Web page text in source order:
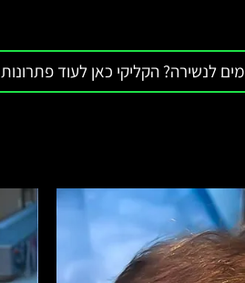
לנשירה? הקליקי כאן לעוד פתרונות